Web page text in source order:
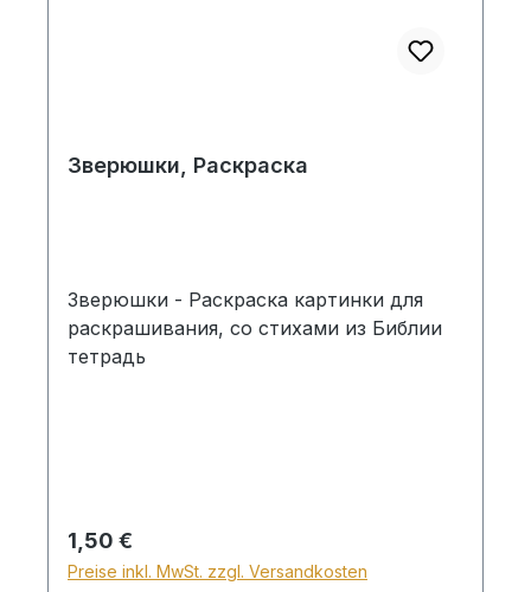
Зверюшки, Раскраскa
Зверюшки - Раскраскa картинки для
раскрашивания, со стихами из Библии
тетрадь
Regulärer Preis:
1,50 €
Preise inkl. MwSt. zzgl. Versandkosten